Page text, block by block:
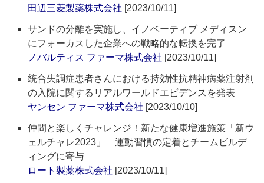
田辺三菱製薬株式会社 [2023/10/11]
サンドの分離を実施し、イノベーティブ メディスン
にフォーカスした企業への戦略的な転換を完了
ノバルティス ファーマ株式会社 [2023/10/11]
統合失調症患者さんにおける持効性抗精神病薬注射剤
の入院に関するリアルワールドエビデンスを発表
ヤンセン ファーマ株式会社 [2023/10/10]
仲間と楽しくチャレンジ！新たな健康増進施策「新ウ
ェルチャレ2023」 運動習慣の定着とチームビルデ
ィングに寄与
ロート製薬株式会社 [2023/10/11]